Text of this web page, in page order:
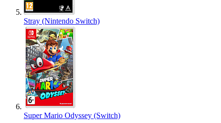
Stray (Nintendo Switch)
Super Mario Odyssey (Switch)